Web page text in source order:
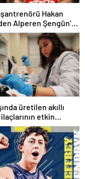
Hakan
Alperen Şengün’e
üretilen akıllı
etkin
yerli imkanlarla
| Sağlık Haberleri